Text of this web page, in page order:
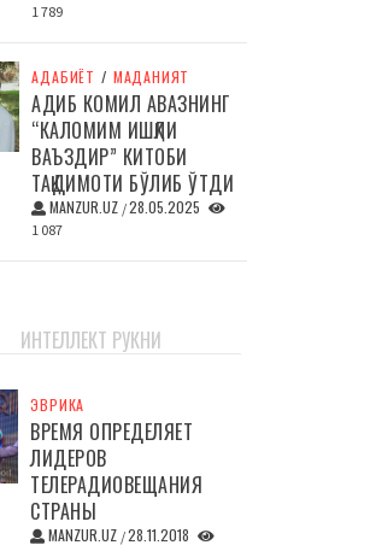
1 789
АДАБИЁТ / МАДАНИЯТ
АДИБ КОМИЛ АВАЗНИНГ
“КАЛОМИМ ИШҚЛИ
ВАЪЗДИР” КИТОБИ
ТАҚДИМОТИ БЎЛИБ ЎТДИ
MANZUR.UZ /28.05.2025
1 087
ИНТЕЛЛЕКТ РУКНИ
ЭВРИКА
ВРЕМЯ ОПРЕДЕЛЯЕТ
ЛИДЕРОВ
ТЕЛЕРАДИОВЕЩАНИЯ
СТРАНЫ
MANZUR.UZ /28.11.2018